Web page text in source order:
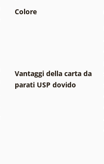
Colore
Vantaggi della carta da
parati USP dovido